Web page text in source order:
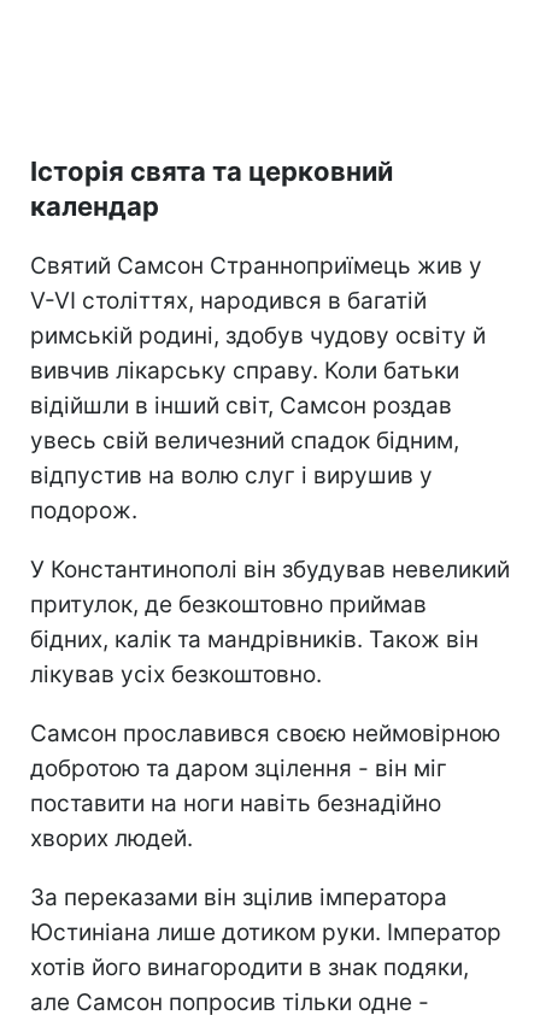
Історія свята та церковний
календар
Святий Самсон Странноприїмець жив у
V-VI століттях, народився в багатій
римській родині, здобув чудову освіту й
вивчив лікарську справу. Коли батьки
відійшли в інший світ, Самсон роздав
увесь свій величезний спадок бідним,
відпустив на волю слуг і вирушив у
подорож.
У Константинополі він збудував невеликий
притулок, де безкоштовно приймав
бідних, калік та мандрівників. Також він
лікував усіх безкоштовно.
Самсон прославився своєю неймовірною
добротою та даром зцілення - він міг
поставити на ноги навіть безнадійно
хворих людей.
За переказами він зцілив імператора
Юстиніана лише дотиком руки. Імператор
хотів його винагородити в знак подяки,
але Самсон попросив тільки одне -